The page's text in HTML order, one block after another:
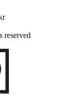
reserved